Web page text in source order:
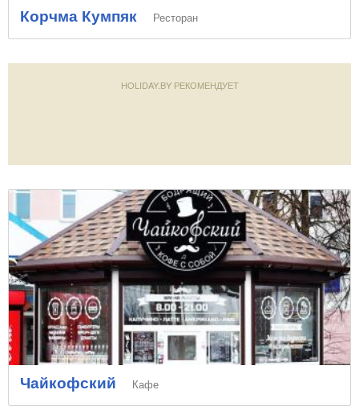
Корчма Кумпяк Ресторан
HOLIDAY.BY РЕКОМЕНДУЕТ
Чайкофский Кафе